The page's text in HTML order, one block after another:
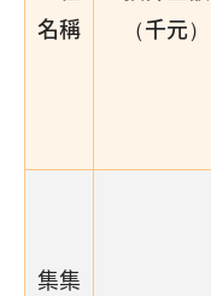
名稱
（千元）
集集